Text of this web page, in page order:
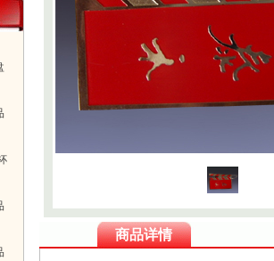
商品详情